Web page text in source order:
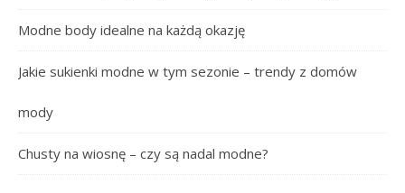
Modne body idealne na każdą okazję
Jakie sukienki modne w tym sezonie – trendy z domów
mody
Chusty na wiosnę – czy są nadal modne?